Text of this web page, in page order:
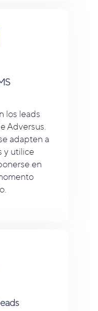
los leads
Adversus.
adapten a
y utilice
en